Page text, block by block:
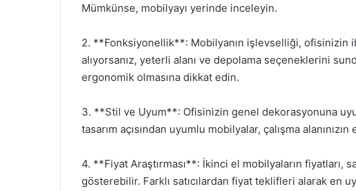
Mümkünse, mobilyayı yerinde inceleyin.
2. **Fonksiyonellik**: Mobilyanın işlevselliği, ofisinizin
alıyorsanız, yeterli alanı ve depolama seçeneklerini
ergonomik olmasına dikkat edin.
3. **Stil ve Uyum**: Ofisinizin genel dekorasyonuna
tasarım açısından uyumlu mobilyalar, çalışma alanınızın
4. **Fiyat Araştırması**: İkinci el mobilyaların fiyatları,
gösterebilir. Farklı satıcılardan fiyat teklifleri alarak en